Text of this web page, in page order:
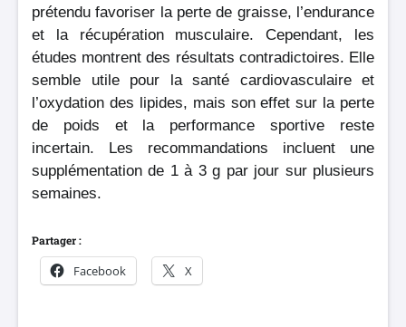
prétendu favoriser la perte de graisse, l’endurance
et la récupération musculaire. Cependant, les
études montrent des résultats contradictoires. Elle
semble utile pour la santé cardiovasculaire et
l’oxydation des lipides, mais son effet sur la perte
de poids et la performance sportive reste
incertain. Les recommandations incluent une
supplémentation de 1 à 3 g par jour sur plusieurs
semaines.
Partager :
Facebook X